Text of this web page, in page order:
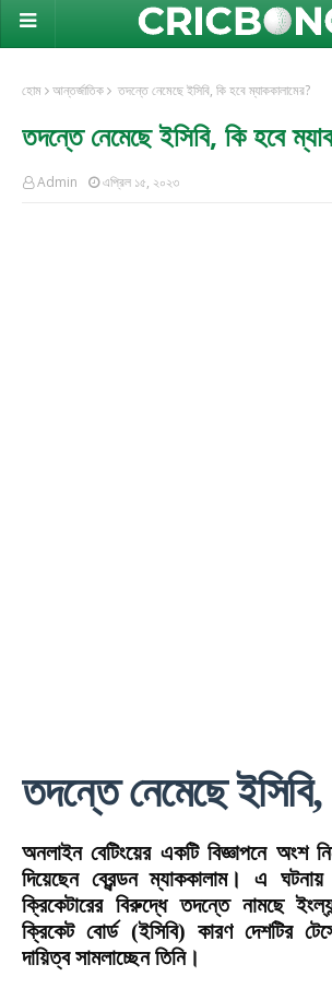
হোম আন্তর্জাতিক তদন্তে নেমেছে ইসিবি, কি হবে ম্যাককালামের?
তদন্তে নেমেছে ইসিবি, কি হবে
Admin এপ্রিল ১৫, ২০২৩
তদন্তে নেমেছে
অনলাইন বেটিংয়ের একটি বিজ্ঞাপনে অংশ
দিয়েছেন ব্রেন্ডন ম্যাককালাম। এ
ক্রিকেটারের বিরুদ্ধে তদন্তে নামছে
ক্রিকেট বোর্ড (ইসিবি) কারণ দেশটির
দায়িত্ব সামলাচ্ছেন তিনি।